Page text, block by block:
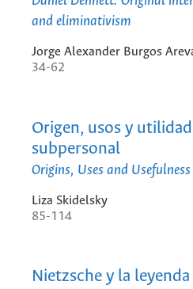
and eliminativism
Jorge Alexander Burgos
34-62
Origen, usos y
subpersonal
Origins, Uses and
Liza Skidelsky
85-114
Nietzsche y la